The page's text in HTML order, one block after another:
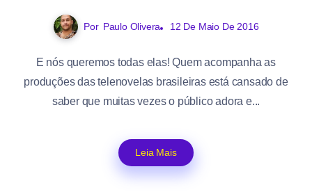
Por Paulo Olivera 12 De Maio De 2016
E nós queremos todas elas! Quem acompanha as
produções das telenovelas brasileiras está cansado de
saber que muitas vezes o público adora e...
Leia Mais